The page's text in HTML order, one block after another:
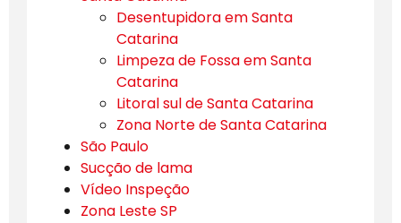
Desentupidora em Santa
Catarina
Limpeza de Fossa em Santa
Catarina
Litoral sul de Santa Catarina
Zona Norte de Santa Catarina
São Paulo
Sucção de lama
Vídeo Inspeção
Zona Leste SP